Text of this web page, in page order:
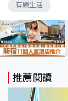
有線生活
推薦閱讀